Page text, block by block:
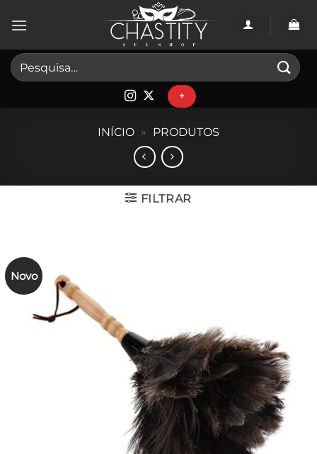
Pesquisar
por:
+
INÍCIO » PRODUTOS
FILTRAR
Novo